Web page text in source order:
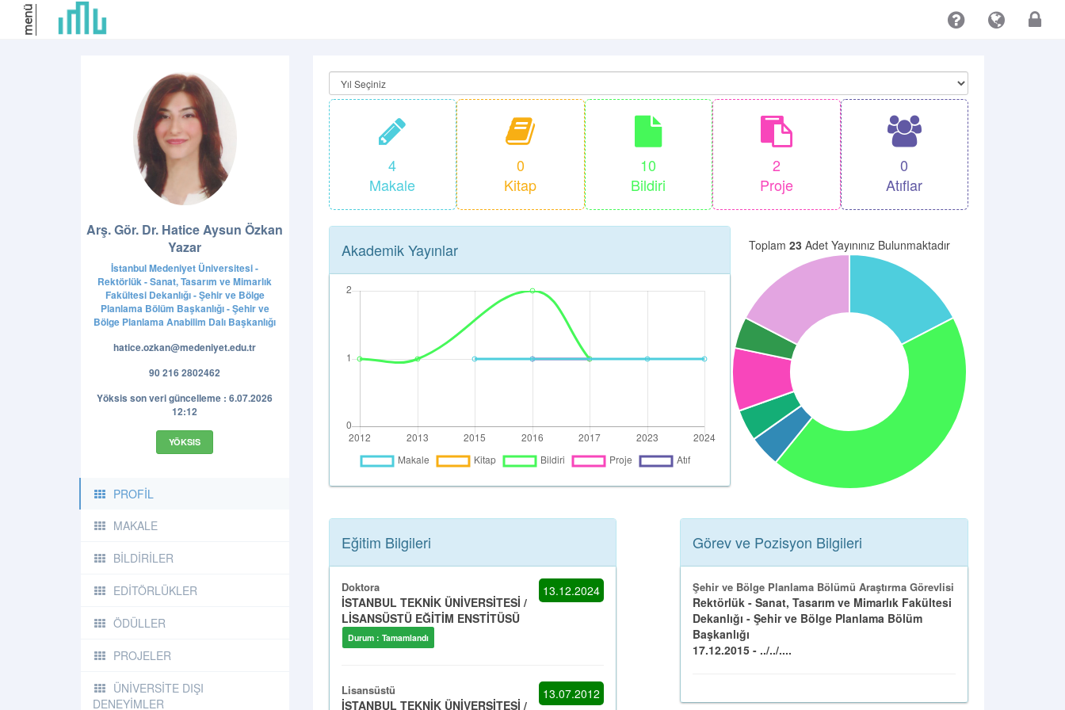
menü
Arş. Gör. Dr. Hatice Aysun Özkan
Yazar
İstanbul Medeniyet Üniversitesi -
Rektörlük - Sanat, Tasarım ve Mimarlık
Fakültesi Dekanlığı - Şehir ve Bölge
Planlama Bölüm Başkanlığı - Şehir ve
Bölge Planlama Anabilim Dalı Başkanlığı
hatice.ozkan@medeniyet.edu.tr
90 216 2802462
Yöksis son veri güncelleme : 6.07.2026
12:12
YÖKSIS
PROFİL
MAKALE
BİLDİRİLER
EDİTÖRLÜKLER
ÖDÜLLER
PROJELER
ÜNİVERSİTE DIŞI
DENEYİMLER
4
Makale
0
Kitap
10
Bildiri
2
Proje
0
Atıflar
Akademik Yayınlar Toplam 23 Adet Yayınınız Bulunmaktadır
Eğitim Bilgileri
Doktora 13.12.2024
İSTANBUL TEKNİK ÜNİVERSİTESİ /
LİSANSÜSTÜ EĞİTİM ENSTİTÜSÜ
Durum : Tamamlandı
Lisansüstü 13.07.2012
İSTANBUL TEKNİK ÜNİVERSİTESİ /
Görev ve Pozisyon Bilgileri
Şehir ve Bölge Planlama Bölümü Araştırma Görevlisi
Rektörlük - Sanat, Tasarım ve Mimarlık Fakültesi
Dekanlığı - Şehir ve Bölge Planlama Bölüm
Başkanlığı
17.12.2015 - ../../....